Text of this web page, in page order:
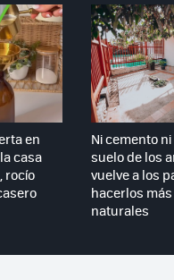
en
casa
rocío
Ni cemento
suelo de los
vuelve a los
hacerlos
naturales